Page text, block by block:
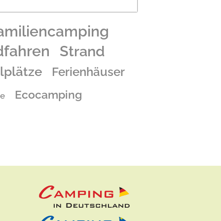
Strand
Ferienhäuser
Ecocamping